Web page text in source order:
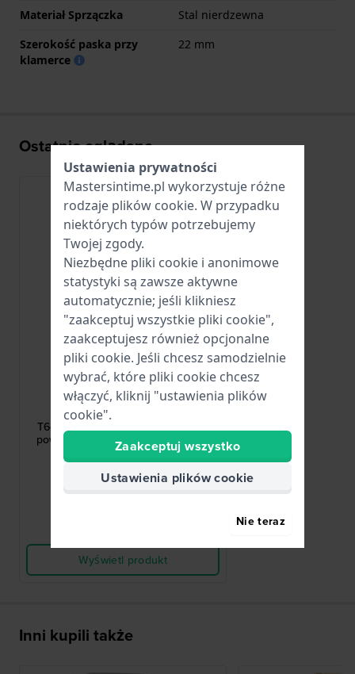
Materiał Sprzączka
Stal nierdzewna
Szerokość paska przy
klamerce
22 mm
Ostatnio oglądane
Tissot
T640028389
T640.32 Stalowa klamra motylkowa
powlekana różowym złotem 22 mm
330,00 zł
● Dostępny
Wyświetl produkt
Inni kupili także
Ustawienia prywatności
Mastersintime.pl wykorzystuje różne
rodzaje plików cookie. W przypadku
niektórych typów potrzebujemy
Twojej zgody.
Niezbędne pliki cookie i anonimowe
statystyki są zawsze aktywne
automatycznie; jeśli klikniesz
"zaakceptuj wszystkie pliki cookie",
zaakceptujesz również opcjonalne
pliki cookie. Jeśli chcesz samodzielnie
wybrać, które pliki cookie chcesz
włączyć, kliknij "ustawienia plików
cookie".
Zaakceptuj wszystko
Ustawienia plików cookie
Nie teraz